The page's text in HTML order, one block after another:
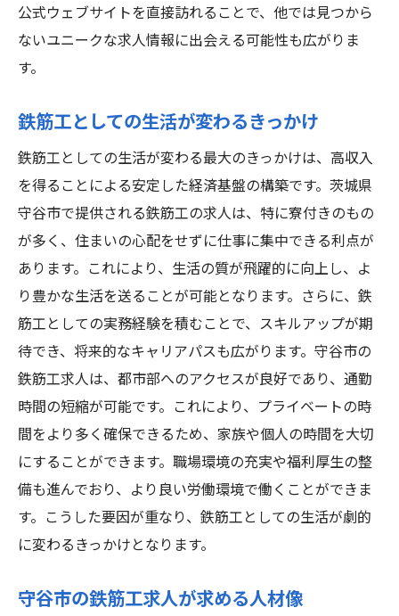
公式ウェブサイトを直接訪れることで、他では見つから
ないユニークな求人情報に出会える可能性も広がりま
す。
鉄筋工としての生活が変わるきっかけ
鉄筋工としての生活が変わる最大のきっかけは、高収入
を得ることによる安定した経済基盤の構築です。茨城県
守谷市で提供される鉄筋工の求人は、特に寮付きのもの
が多く、住まいの心配をせずに仕事に集中できる利点が
あります。これにより、生活の質が飛躍的に向上し、よ
り豊かな生活を送ることが可能となります。さらに、鉄
筋工としての実務経験を積むことで、スキルアップが期
待でき、将来的なキャリアパスも広がります。守谷市の
鉄筋工求人は、都市部へのアクセスが良好であり、通勤
時間の短縮が可能です。これにより、プライベートの時
間をより多く確保できるため、家族や個人の時間を大切
にすることができます。職場環境の充実や福利厚生の整
備も進んでおり、より良い労働環境で働くことができま
す。こうした要因が重なり、鉄筋工としての生活が劇的
に変わるきっかけとなります。
守谷市の鉄筋工求人が求める人材像